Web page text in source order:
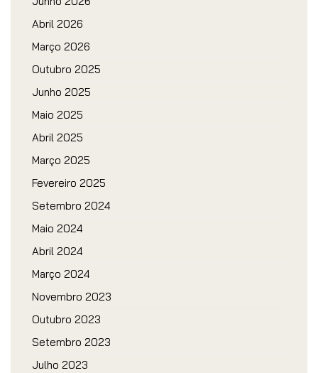
Abril 2026
Março 2026
Outubro 2025
Junho 2025
Maio 2025
Abril 2025
Março 2025
Fevereiro 2025
Setembro 2024
Maio 2024
Abril 2024
Março 2024
Novembro 2023
Outubro 2023
Setembro 2023
Julho 2023